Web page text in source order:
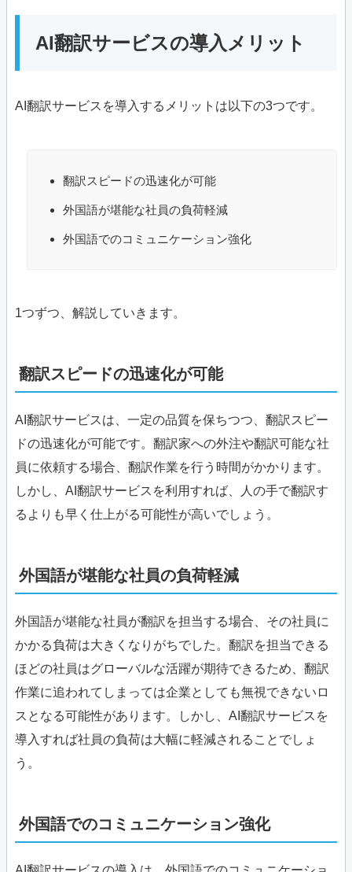
AI翻訳サービスの導入メリット
AI翻訳サービスを導入するメリットは以下の3つです。
翻訳スピードの迅速化が可能
外国語が堪能な社員の負荷軽減
外国語でのコミュニケーション強化
1つずつ、解説していきます。
翻訳スピードの迅速化が可能
AI翻訳サービスは、一定の品質を保ちつつ、翻訳スピー
ドの迅速化が可能です。翻訳家への外注や翻訳可能な社
員に依頼する場合、翻訳作業を行う時間がかかります。
しかし、AI翻訳サービスを利用すれば、人の手で翻訳す
るよりも早く仕上がる可能性が高いでしょう。
外国語が堪能な社員の負荷軽減
外国語が堪能な社員が翻訳を担当する場合、その社員に
かかる負荷は大きくなりがちでした。翻訳を担当できる
ほどの社員はグローバルな活躍が期待できるため、翻訳
作業に追われてしまっては企業としても無視できないロ
スとなる可能性があります。しかし、AI翻訳サービスを
導入すれば社員の負荷は大幅に軽減されることでしょ
う。
外国語でのコミュニケーション強化